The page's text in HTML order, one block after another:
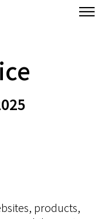
きます）
products,